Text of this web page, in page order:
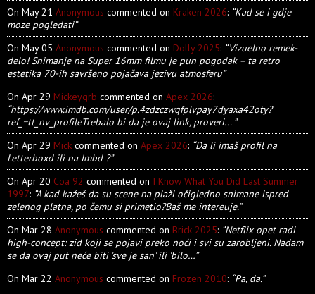
On May 21 Anonymous commented on Kraken 2026: “Kad se i gdje
moze pogledati”
On May 05 Anonymous commented on Dolly 2025: “Vizuelno remek-
delo! Snimanje na Super 16mm filmu je pun pogodak – ta retro
estetika 70-ih savršeno pojačava jezivu atmosferu”
On Apr 29 Mickeygrb commented on Apex 2026:
“https://www.imdb.com/user/p.4zdzczwqfplvpay7dyaxa42oty?
ref_=tt_nv_profileTrebalo bi da je ovaj link, proveri... ”
On Apr 29 Mick commented on Apex 2026: “Da li imaš profil na
Letterboxd ili na Imbd ?”
On Apr 20 Coa 92 commented on I Know What You Did Last Summer
1997: “A kad kažeš da su scene na plaži očigledno snimane ispred
zelenog platna, po čemu si primetio?Baš me intereuje.”
On Mar 28 Anonymous commented on Brick 2025: “Netflix opet radi
high-concept: zid koji se pojavi preko noći i svi su zarobljeni. Nadam
se da ovaj put neće biti 'sve je san' ili 'bilo…”
On Mar 22 Anonymous commented on Frozen 2010: “Pa, da.”